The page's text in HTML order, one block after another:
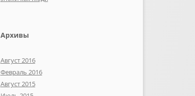
Архивы
Август 2016
Февраль 2016
Август 2015